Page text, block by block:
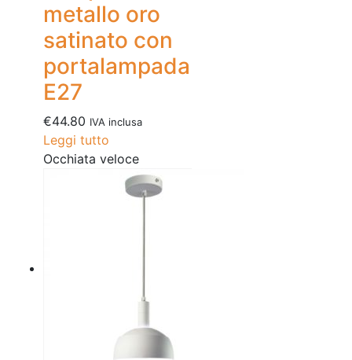
metallo oro
satinato con
portalampada
E27
€44.80 IVA inclusa
Leggi tutto
Occhiata veloce